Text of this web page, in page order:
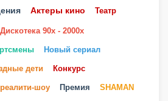
Актеры кино Театр
Дискотека 90х - 2000х
Новый сериал
дети Конкурс
реалити-шоу Премия SHAMAN